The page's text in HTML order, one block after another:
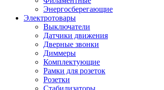
Энергосберегающие
Электротовары
Выключатели
Датчики движения
Дверные звонки
Диммеры
Комплектующие
Рамки для розеток
Розетки
Стабилизаторы